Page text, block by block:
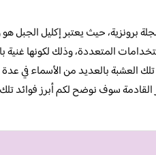
برونزية، حيث يعتبر إكليل الجبل
المتعددة، وذلك لكونها غنية
العشبة بالعديد من الأسماء في
سوف نوضح لكم أبرز فوائد